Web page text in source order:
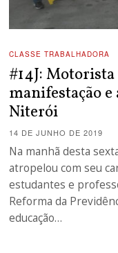
CLASSE TRABALHADORA
#14J: Motorista
manifestação
Niterói
14 DE JUNHO DE 2019
Na manhã desta
atropelou com seu
estudantes e
Reforma da
educação…